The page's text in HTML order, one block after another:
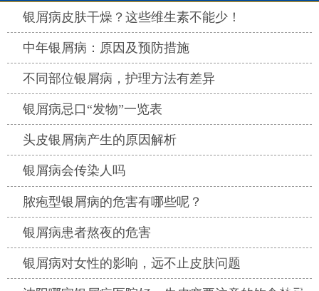
银屑病皮肤干燥？这些维生素不能少！
中年银屑病：原因及预防措施
不同部位银屑病，护理方法有差异
银屑病忌口“发物”一览表
头皮银屑病产生的原因解析
银屑病会传染人吗
脓疱型银屑病的危害有哪些呢？
银屑病患者熬夜的危害
银屑病对女性的影响，远不止皮肤问题